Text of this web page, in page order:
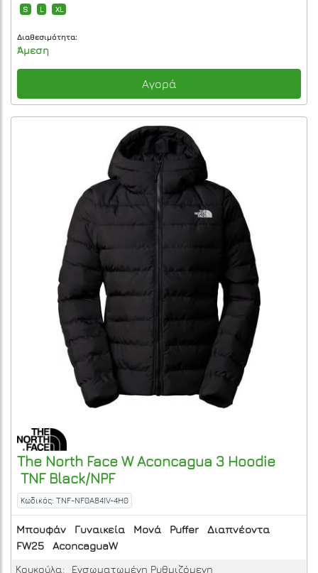
S
L XL
Διαθεσιμότητα:
Άμεση
Αγορά
The North Face W Aconcagua 3 Hoodie
TNF Black/NPF
Κωδικός: TNF-NF0A84IV-4H0
Μπουφάν Γυναικεία Μονά Puffer
Διαπνέοντα
FW25
AconcaguaW
Κουκούλα:
Ενσωματωμένη Ρυθμιζόμενη